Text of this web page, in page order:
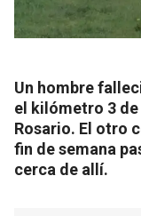
Un hombre
el kilómetro 3
Rosario. El otro
fin de semana
cerca de allí.